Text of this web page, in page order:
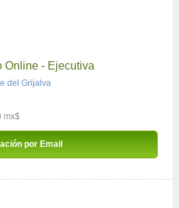
Online - Ejecutiva
del Grijalva
mx$
por Email